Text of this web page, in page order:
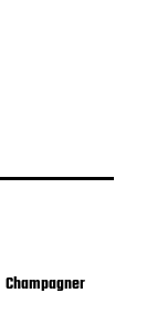
Champagner